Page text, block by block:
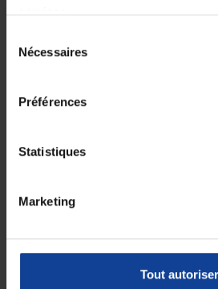
services.
Nécessaires
Préférences
Statistiques
Marketing
Tout autoriser
Son EFFET CRYOGENIQUE INTENSE donne
Lessensations désagréables de JAMBES
Composition de la crème
Extraits de Lierre Grimpant et de
Fiche technique